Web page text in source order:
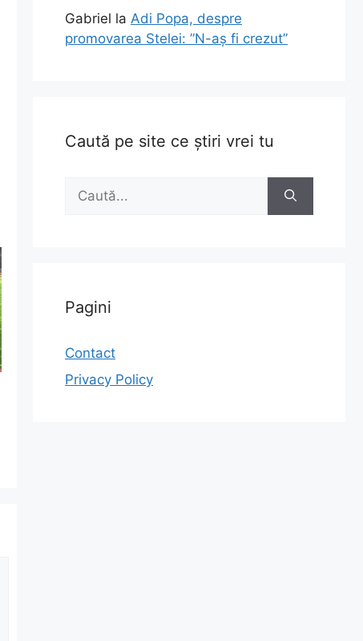
Gabriel la Adi Popa, despre
promovarea Stelei: ”N-aș fi crezut”
Caută pe site ce știri vrei tu
după:
Pagini
Contact
Privacy Policy